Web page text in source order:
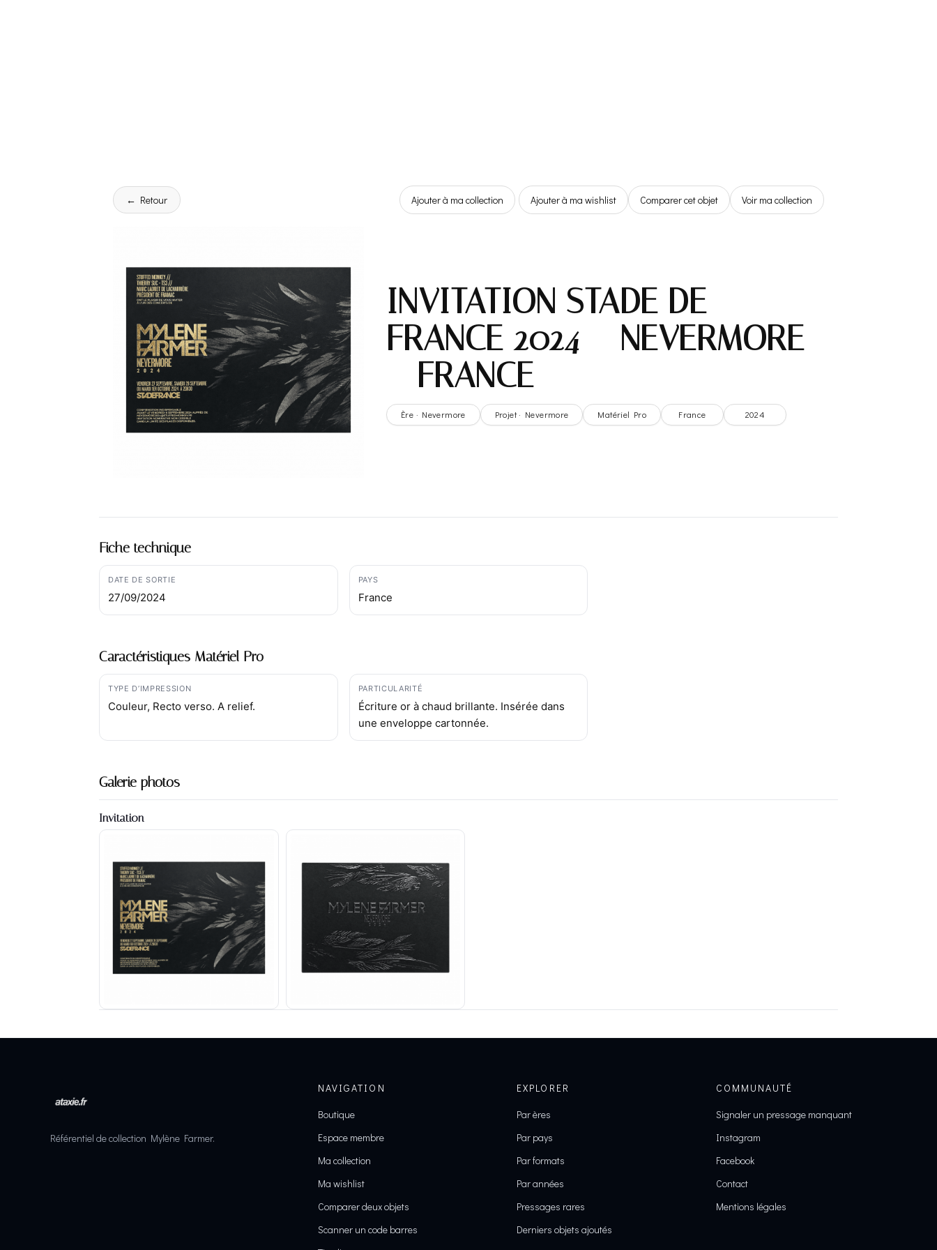
← Retour Ajouter à ma collection Ajouter à ma wishlist Comparer cet objet Voir ma collection
INVITATION STADE DE
FRANCE 2024 – NEVERMORE
– FRANCE
Ère · Nevermore Projet · Nevermore Matériel Pro France 2024
Fiche technique
DATE DE SORTIE
27/09/2024
PAYS
France
Caractéristiques Matériel Pro
TYPE D’IMPRESSION
Couleur, Recto verso. A relief.
PARTICULARITÉ
Écriture or à chaud brillante. Insérée dans
une enveloppe cartonnée.
Galerie photos
Invitation
Référentiel de collection Mylène Farmer.
NAVIGATION
Boutique
Espace membre
Ma collection
Ma wishlist
Comparer deux objets
Scanner un code barres
EXPLORER
Par ères
Par pays
Par formats
Par années
Pressages rares
Derniers objets ajoutés
COMMUNAUTÉ
Signaler un pressage manquant
Instagram
Facebook
Contact
Mentions légales